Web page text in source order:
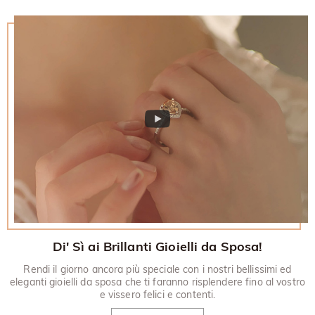
30 giorni.
Di' Sì ai Brillanti Gioielli da Sposa!
Rendi il giorno ancora più speciale con i nostri bellissimi ed
eleganti gioielli da sposa che ti faranno risplendere fino al vostro
e vissero felici e contenti.